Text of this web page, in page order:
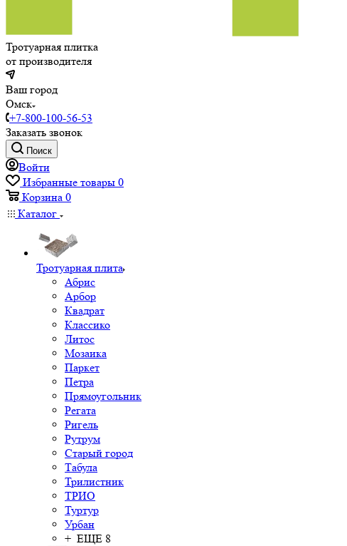
Тротуарная плитка
от производителя
Ваш город
Омск
+7-800-100-56-53
Заказать звонок
Поиск
Войти
Избранные товары 0
Корзина 0
Каталог
Тротуарная плита
Абрис
Арбор
Квадрат
Классико
Литос
Мозаика
Паркет
Петра
Прямоугольник
Регата
Ригель
Рутрум
Старый город
Табула
Трилистник
ТРИО
Туртур
Урбан
+ ЕЩЕ 8